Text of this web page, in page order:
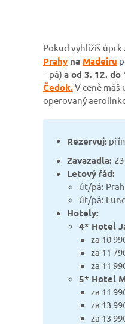
Pokud vyhlížíš úprk
Prahy na Madeiru
– pá) a od 3. 12. do
Čedok.V ceně máš
operovaný
Rezervuj:
Zavazadla:
Letový řád:
út/pá:
út/pá:
Hotely:
4* Hotel
za 10
za 11
za 11
5* Hotel
za 11
za 13
za 13